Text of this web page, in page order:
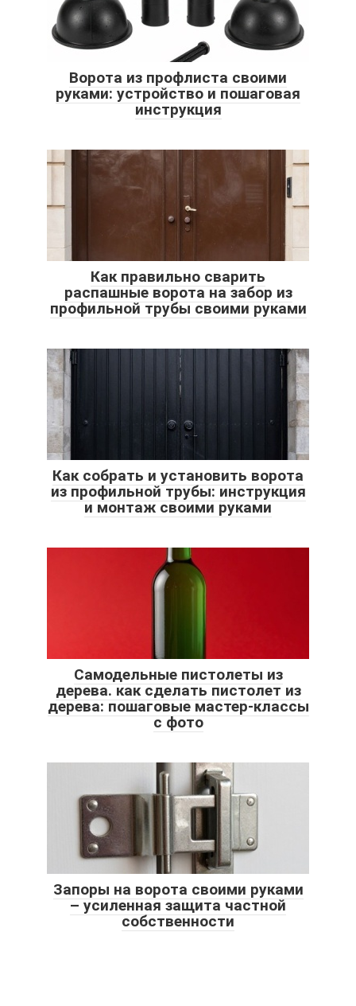
Ворота из профлиста своими
руками: устройство и пошаговая
инструкция
Как правильно сварить
распашные ворота на забор из
профильной трубы своими руками
Как собрать и установить ворота
из профильной трубы: инструкция
и монтаж своими руками
Самодельные пистолеты из
дерева. как сделать пистолет из
дерева: пошаговые мастер-классы
с фото
Запоры на ворота своими руками
– усиленная защита частной
собственности